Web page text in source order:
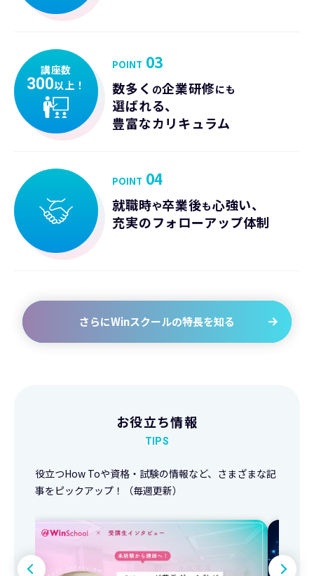
講座数
300以上！
POINT 03
数多く の企業研修にも
選ばれる、
豊富なカリキュラム
POINT 04
就職時や卒業後も心強い、
充実のフォローアップ体制
さらにWinスクールの特長を知る